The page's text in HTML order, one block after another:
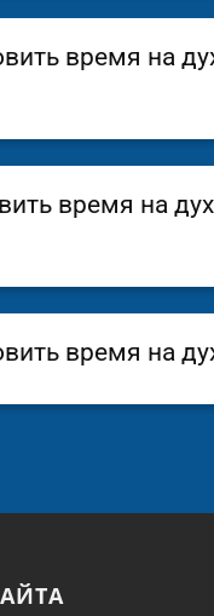
время на
время на
время на